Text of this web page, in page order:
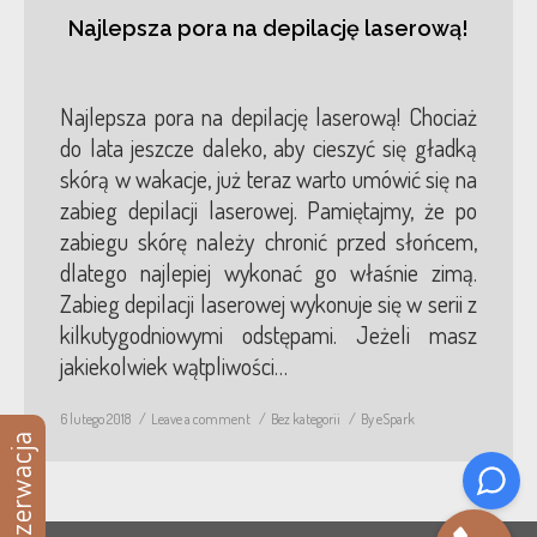
Kontakt
Najlepsza pora na depilację laserową!
Najlepsza pora na depilację laserową! Chociaż
do lata jeszcze daleko, aby cieszyć się gładką
skórą w wakacje, już teraz warto umówić się na
zabieg depilacji laserowej. Pamiętajmy, że po
zabiegu skórę należy chronić przed słońcem,
dlatego najlepiej wykonać go właśnie zimą.
Zabieg depilacji laserowej wykonuje się w serii z
kilkutygodniowymi odstępami. Jeżeli masz
jakiekolwiek wątpliwości…
6 lutego 2018 Leave a comment Bez kategorii ByeSpark
Rezerwacja